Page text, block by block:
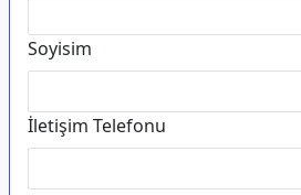
Soyisim
İletişim Telefonu